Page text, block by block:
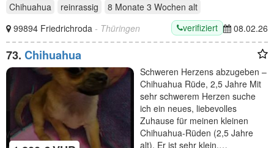
Chihuahua
reinrassig 8 Monate 3 Wochen alt
99894 Friedrichroda - Thüringen verifiziert 08.02.26
73. Chihuahua
Schweren Herzens abzugeben –
Chihuahua Rüde, 2,5 Jahre Mit
sehr schwerem Herzen suche
ich ein neues, liebevolles
Zuhause für meinen kleinen
Chihuahua-Rüden (2,5 Jahre
alt). Er ist sehr klein,…